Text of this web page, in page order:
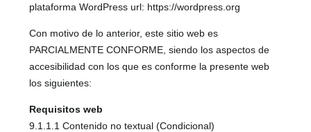
plataforma WordPress url: https://wordpress.org
Con motivo de lo anterior, este sitio web es
PARCIALMENTE CONFORME, siendo los aspectos de
accesibilidad con los que es conforme la presente web
los siguientes:
Requisitos web
9.1.1.1 Contenido no textual (Condicional)